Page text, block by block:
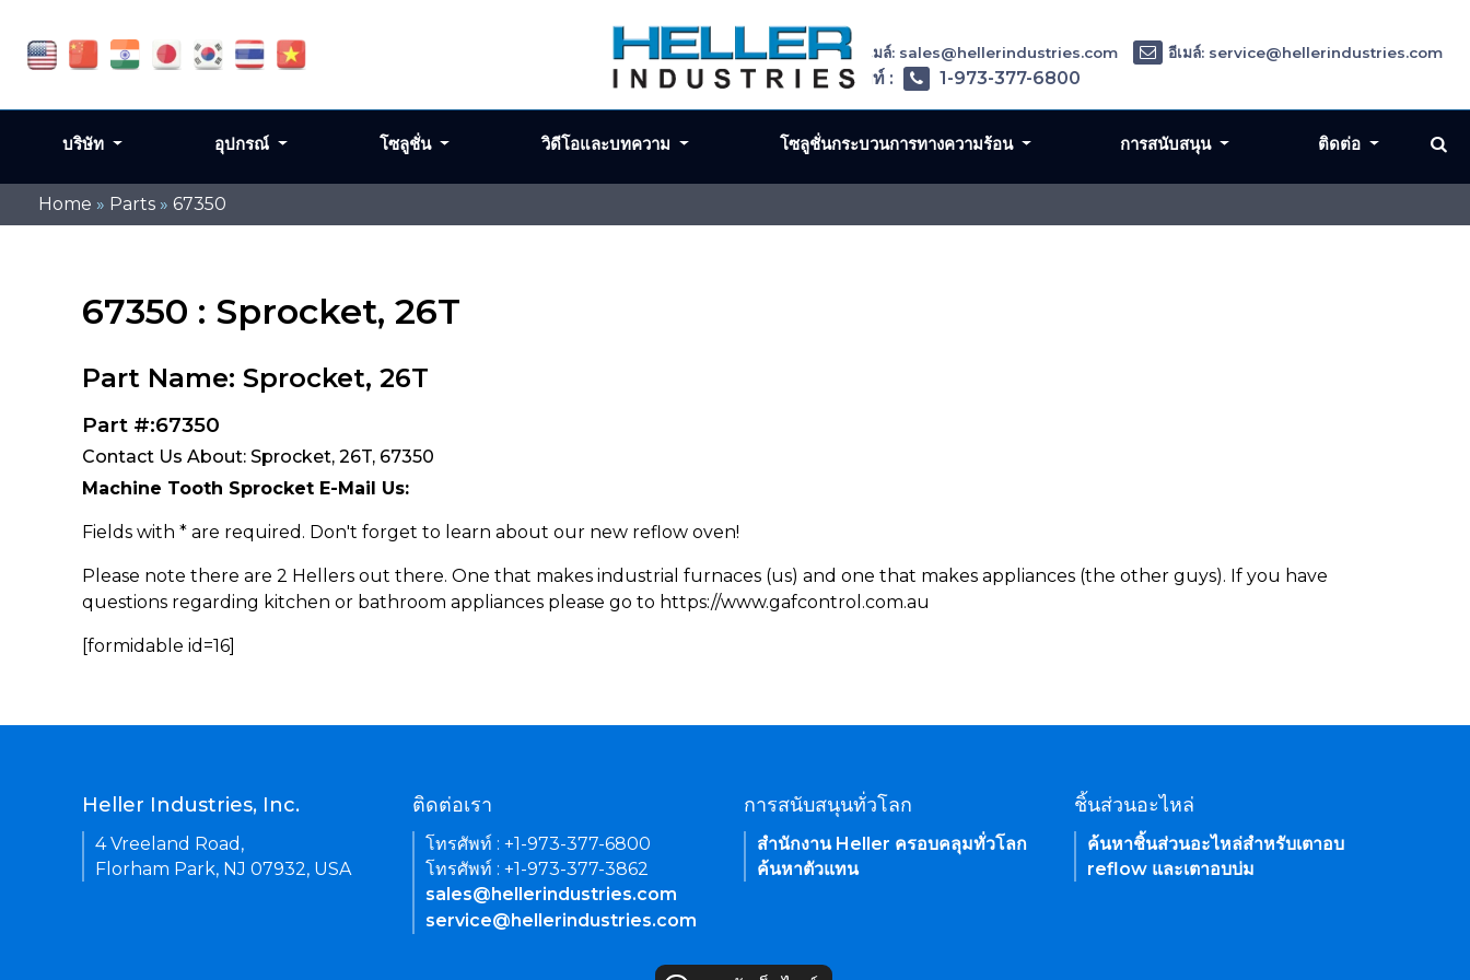
Home » Parts » 67350
67350 : Sprocket, 26T
Part Name: Sprocket, 26T
Part #:67350
Contact Us About: Sprocket, 26T, 67350
Machine Tooth Sprocket E-Mail Us:
Fields with * are required. Don't forget to learn about our new reflow oven!
Please note there are 2 Hellers out there. One that makes industrial furnaces (us) and one that makes appliances (the other guys). If you have
questions regarding kitchen or bathroom appliances please go to https://www.gafcontrol.com.au
[formidable id=16]
อีเมล์: sales@hellerindustries.com อีเมล์: service@hellerindustries.com
โทรศัพท์ : 1-973-377-6800
บริษัท อุปกรณ์ โซลูชั่น วิดีโอและบทความ โซลูชั่นกระบวนการทางความร้อน การสนับสนุน ติดต่อ
Heller Industries, Inc.
4 Vreeland Road,
Florham Park, NJ 07932, USA
ติดต่อเรา
โทรศัพท์ : +1-973-377-6800
โทรศัพท์ : +1-973-377-3862
sales@hellerindustries.com
service@hellerindustries.com
การสนับสนุนทั่วโลก
สำนักงาน Heller ครอบคลุมทั่วโลก
ค้นหาตัวแทน
ชิ้นส่วนอะไหล่
ค้นหาชิ้นส่วนอะไหล่สำหรับเตาอบ
reflow และเตาอบบ่ม